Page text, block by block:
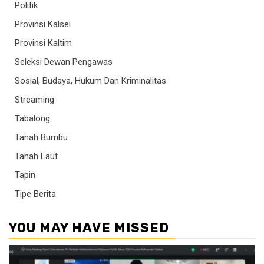
Politik
Provinsi Kalsel
Provinsi Kaltim
Seleksi Dewan Pengawas
Sosial, Budaya, Hukum Dan Kriminalitas
Streaming
Tabalong
Tanah Bumbu
Tanah Laut
Tapin
Tipe Berita
YOU MAY HAVE MISSED